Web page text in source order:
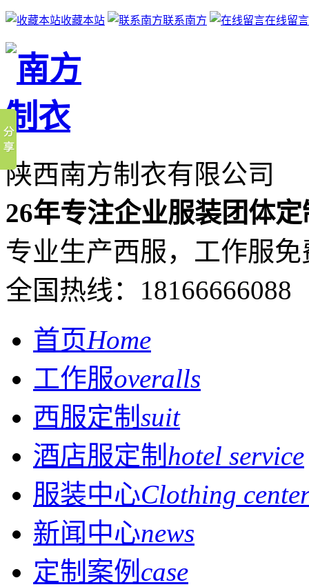
收藏本站 联系南方 在线留言
陕西南方制衣有限公司
26年专注企业服装团体定
专业生产西服，工作服
全国热线： 18166666088
首页Home
工作服overalls
西服定制 suit
酒店服定制 hotel service
服装中心Clothing
新闻中心news
定制案例 case